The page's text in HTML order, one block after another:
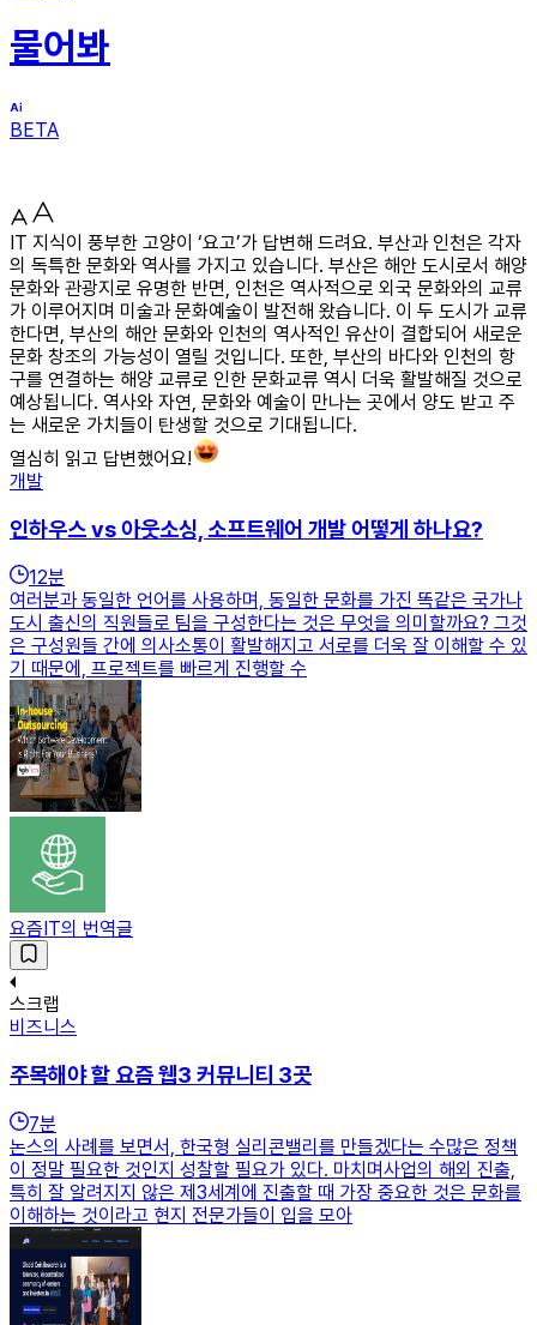
물어봐
BETA
IT 지식이 풍부한 고양이 ‘요고’가 답변해 드려요. 부산과 인천은 각자
의 독특한 문화와 역사를 가지고 있습니다. 부산은 해안 도시로서 해양
문화와 관광지로 유명한 반면, 인천은 역사적으로 외국 문화와의 교류
가 이루어지며 미술과 문화예술이 발전해 왔습니다. 이 두 도시가 교류
한다면, 부산의 해안 문화와 인천의 역사적인 유산이 결합되어 새로운
문화 창조의 가능성이 열릴 것입니다. 또한, 부산의 바다와 인천의 항
구를 연결하는 해양 교류로 인한 문화교류 역시 더욱 활발해질 것으로
예상됩니다. 역사와 자연, 문화와 예술이 만나는 곳에서 양도 받고 주
는 새로운 가치들이 탄생할 것으로 기대됩니다.
열심히 읽고 답변했어요!
개발
인하우스 vs 아웃소싱, 소프트웨어 개발 어떻게 하나요?
12분
여러분과 동일한 언어를 사용하며, 동일한 문화를 가진 똑같은 국가나
도시 출신의 직원들로 팀을 구성한다는 것은 무엇을 의미할까요? 그것
은 구성원들 간에 의사소통이 활발해지고 서로를 더욱 잘 이해할 수 있
기 때문에, 프로젝트를 빠르게 진행할 수
요즘IT의 번역글
스크랩
비즈니스
주목해야 할 요즘 웹3 커뮤니티 3곳
7분
논스의 사례를 보면서, 한국형 실리콘밸리를 만들겠다는 수많은 정책
이 정말 필요한 것인지 성찰할 필요가 있다. 마치며사업의 해외 진출,
특히 잘 알려지지 않은 제3세계에 진출할 때 가장 중요한 것은 문화를
이해하는 것이라고 현지 전문가들이 입을 모아